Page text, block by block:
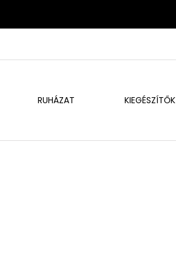
RUHÁZAT KIEGÉSZÍTŐK